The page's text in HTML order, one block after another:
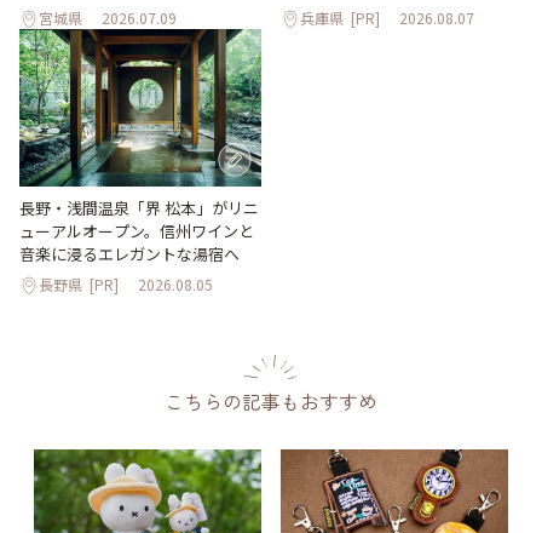
宮城県 2026.07.09 兵庫県 [PR] 2026.08.07
長野・浅間温泉「界 松本」がリニ
ューアルオープン。信州ワインと
音楽に浸るエレガントな湯宿へ
長野県 [PR] 2026.08.05
こちらの記事もおすすめ